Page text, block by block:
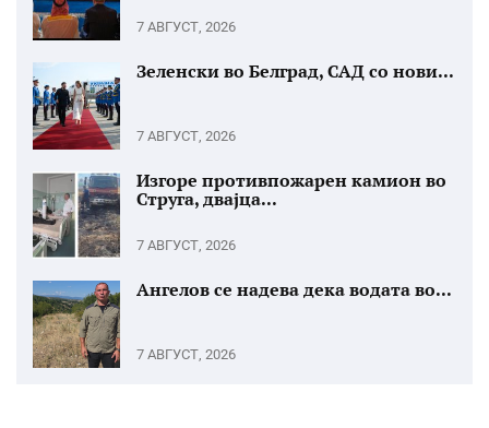
7 АВГУСТ, 2026
Зеленски во Белград, САД со нови...
7 АВГУСТ, 2026
Изгоре противпожарен камион во
Струга, двајца...
7 АВГУСТ, 2026
Ангелов се надева дека водата во...
7 АВГУСТ, 2026